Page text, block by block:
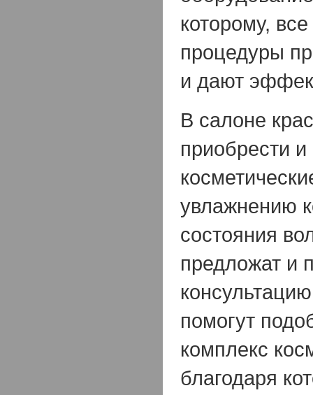
которому,
процедуры
и дают
В салоне
приобрести
увлажнению
состояния
предложат и
помогут
комплекс
благодаря